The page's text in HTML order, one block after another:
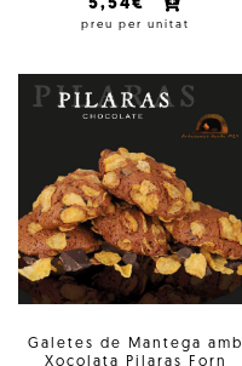
5,54€
preu per unitat
Galetes de Mantega amb
Xocolata Pilaras Forn